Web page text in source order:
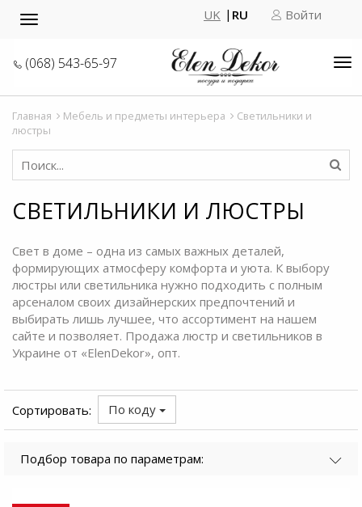
Toggle
UK RU Войти
(068) 543-65-97
Главная Мебель и предметы интерьера
Светильники и
люстры
СВЕТИЛЬНИКИ И ЛЮСТРЫ
Свет в доме – одна из самых важных деталей,
формирующих атмосферу комфорта и уюта. К выбору
люстры или светильника нужно подходить с полным
арсеналом своих дизайнерских предпочтений и
выбирать лишь лучшее, что ассортимент на нашем
сайте и позволяет. Продажа люстр и светильников в
Украине от «ElenDekor», опт.
Сортировать: По коду
Подбор товара по параметрам: